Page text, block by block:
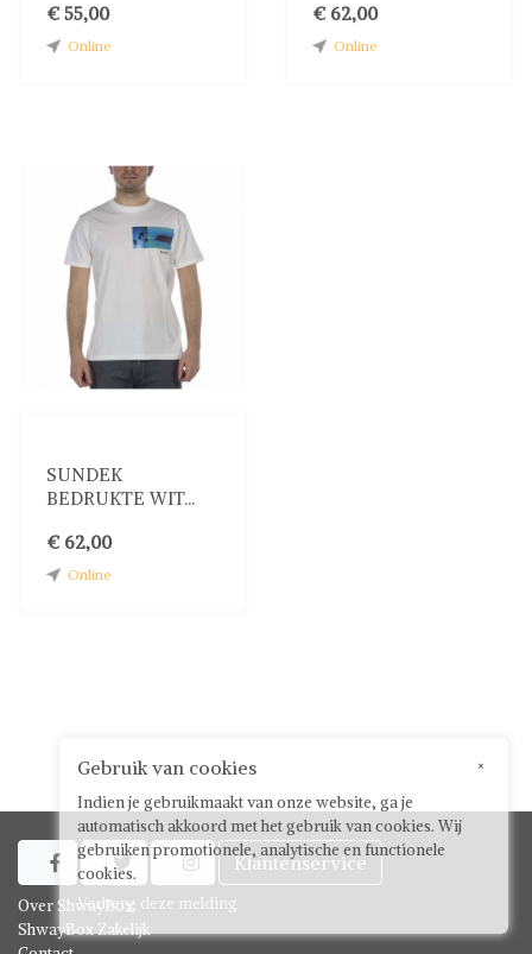
€ 55,00
Online
€ 62,00
Online
SUNDEK
BEDRUKTE WIT...
€ 62,00
Online
   Klantenservice
Over ShwayBox
ShwayBox Zakelijk
×
Gebruik van cookies
Indien je gebruikmaakt van onze website, ga je
automatisch akkoord met het gebruik van cookies. Wij
gebruiken promotionele, analytische en functionele
cookies.
Verberg deze melding